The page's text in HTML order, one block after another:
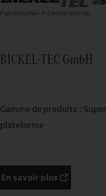
BICKEL-TEC GmbH
Gamme de produits :
plateforme
En savoir plus